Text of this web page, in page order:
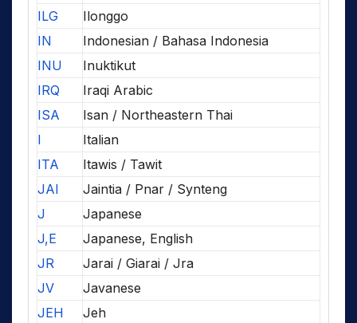
ILG
Ilonggo
IN
Indonesian / Bahasa Indonesia
INU
Inuktikut
IRQ
Iraqi Arabic
ISA
Isan / Northeastern Thai
I
Italian
ITA
Itawis / Tawit
JAI
Jaintia / Pnar / Synteng
J
Japanese
J,E
Japanese, English
JR
Jarai / Giarai / Jra
JV
Javanese
JEH
Jeh